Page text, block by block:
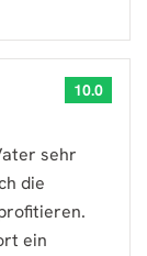
10.0
sehr
die
ein